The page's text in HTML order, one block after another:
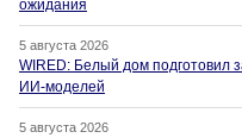
ожидания
5 августа 2026
WIRED: Белый дом подготовил
ИИ-моделей
5 августа 2026